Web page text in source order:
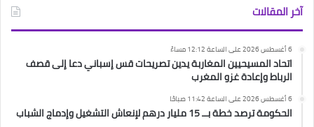
آخر المقالات
6 أغسطس 2026 على الساعة 12:12 مساءً
اتحاد المسيحيين المغاربة يدين تصريحات قس إسباني دعا إلى قصف
الرباط وإعادة غزو المغرب
6 أغسطس 2026 على الساعة 11:42 صباحًا
الحكومة ترصد خطة بــ 15 مليار درهم لإنعاش التشغيل وإدماج الشباب